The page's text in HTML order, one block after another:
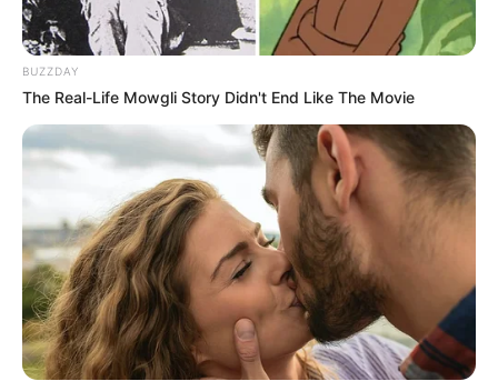
Η Νιγηρία ανακαλεί τα αποθέματα χρυσού από τις
ΗΠΑ και το Ηνωμένο Βασίλειο καθώς ο κόσμος
εγκαταλείπει όλο και περισσότερο το διεφθαρμένο
δυτικό σύστημα πυραμίδας χρηματοδότησης
BUZZDAY
The Real-Life Mowgli Story Didn't End Like The Movie